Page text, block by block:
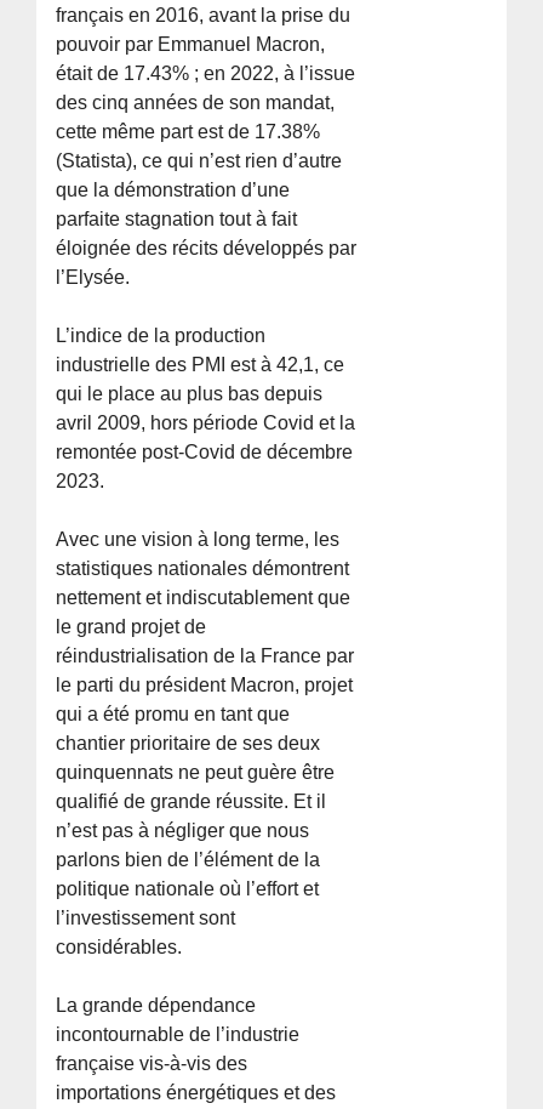
français en 2016, avant la prise du
pouvoir par Emmanuel Macron,
était de 17.43% ; en 2022, à l’issue
des cinq années de son mandat,
cette même part est de 17.38%
(Statista), ce qui n’est rien d’autre
que la démonstration d’une
parfaite stagnation tout à fait
éloignée des récits développés par
l’Elysée.
L’indice de la production
industrielle des PMI est à 42,1, ce
qui le place au plus bas depuis
avril 2009, hors période Covid et la
remontée post-Covid de décembre
2023.
Avec une vision à long terme, les
statistiques nationales démontrent
nettement et indiscutablement que
le grand projet de
réindustrialisation de la France par
le parti du président Macron, projet
qui a été promu en tant que
chantier prioritaire de ses deux
quinquennats ne peut guère être
qualifié de grande réussite. Et il
n’est pas à négliger que nous
parlons bien de l’élément de la
politique nationale où l’effort et
l’investissement sont
considérables.
La grande dépendance
incontournable de l’industrie
française vis-à-vis des
importations énergétiques et des